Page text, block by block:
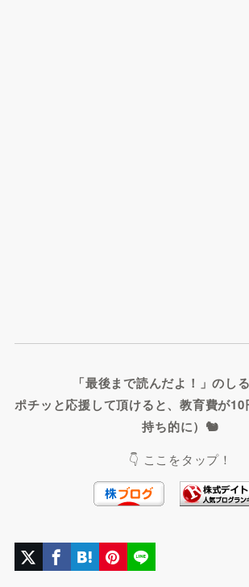
「最後まで読んだよ！」のしる
ポチッと応援して頂けると、教育費が
持ち的に）🐿️
👇 ここをタップ！